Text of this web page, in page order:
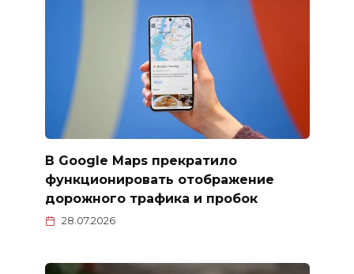
В Google Maps прекратило
функционировать отображение
дорожного трафика и пробок
28.07.2026